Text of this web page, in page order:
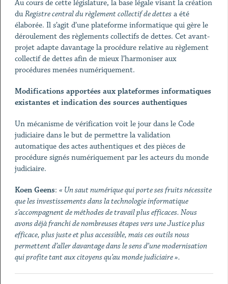
Au cours de cette législature, la base légale visant la création
duRegistre central du règlement collectif de dettesa été
élaborée. Il s’agit d’une plateforme informatique qui gère le
déroulement des règlements collectifs de dettes. Cet avant-
projet adapte davantage la procédure relative au règlement
collectif de dettes afin de mieux l’harmoniser aux
procédures menées numériquement.
Modifications apportées aux plateformes informatiques
existantes et indication des sources authentiques
Un mécanisme de vérification voit le jour dans le Code
judiciaire dans le but de permettre la validation
automatique des actes authentiques et des pièces de
procédure signés numériquement par les acteurs du monde
judiciaire.
Koen Geens: « Un saut numérique qui porte ses fruits nécessite
que les investissements dans la technologie informatique
s’accompagnent de méthodes de travail plus efficaces. Nous
avons déjà franchi de nombreuses étapes vers une Justice plus
efficace, plus juste et plus accessible, mais ces outils nous
permettent d’aller davantage dans le sens d’une modernisation
qui profite tant aux citoyens qu’au monde judiciaire ».